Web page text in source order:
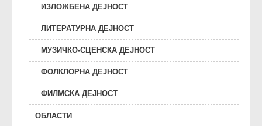
ИЗЛОЖБЕНА ДЕЈНОСТ
ЛИТЕРАТУРНА ДЕЈНОСТ
МУЗИЧКО-СЦЕНСКА ДЕЈНОСТ
ФОЛКЛОРНА ДЕЈНОСТ
ФИЛМСКА ДЕЈНОСТ
ОБЛАСТИ